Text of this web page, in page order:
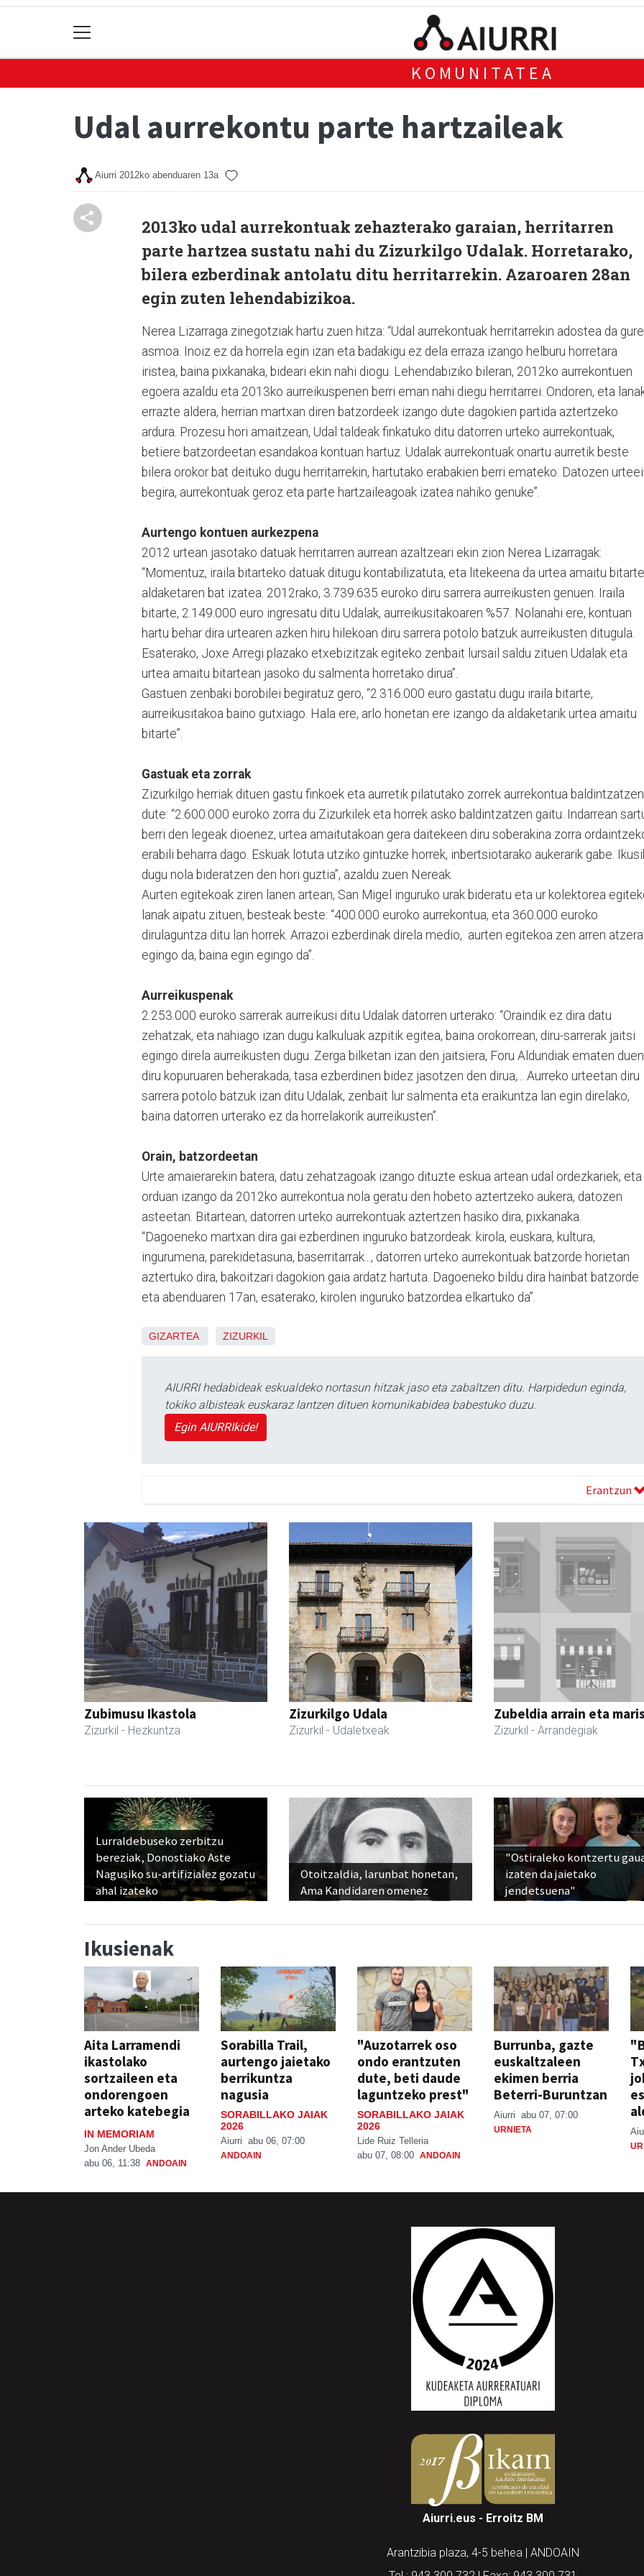
KOMUNITATEA
Udal aurrekontu parte hartzaileak
Aiurri 2012ko abenduaren 13a
2013ko udal aurrekontuak zehazterako garaian, herritarren
parte hartzea sustatu nahi du Zizurkilgo Udalak. Horretarako,
bilera ezberdinak antolatu ditu herritarrekin. Azaroaren 28an
egin zuten lehendabizikoa.
Nerea Lizarraga zinegotziak hartu zuen hitza: “Udal aurrekontuak herritarrekin adostea da gure
asmoa. Inoiz ez da horrela egin izan eta badakigu ez dela erraza izango helburu horretara
iristea, baina pixkanaka, bideari ekin nahi diogu. Lehendabiziko bileran, 2012ko aurrekontuen
egoera azaldu eta 2013ko aurreikuspenen berri eman nahi diegu herritarrei. Ondoren, eta
errazte aldera, herrian martxan diren batzordeek izango dute dagokien partida aztertzeko
ardura. Prozesu hori amaitzean, Udal taldeak finkatuko ditu datorren urteko aurrekontuak,
betiere batzordeetan esandakoa kontuan hartuz. Udalak aurrekontuak onartu aurretik beste
bilera orokor bat deituko dugu herritarrekin, hartutako erabakien berri emateko. Datozen urteei
begira, aurrekontuak geroz eta parte hartzaileagoak izatea nahiko genuke”.
Aurtengo kontuen aurkezpena
2012 urtean jasotako datuak herritarren aurrean azaltzeari ekin zion Nerea Lizarragak:
“Momentuz, iraila bitarteko datuak ditugu kontabilizatuta, eta litekeena da urtea amaitu bitarte
aldaketaren bat izatea. 2012rako, 3.739.635 euroko diru sarrera aurreikusten genuen. Iraila
bitarte, 2.149.000 euro ingresatu ditu Udalak, aurreikusitakoaren %57. Nolanahi ere, kontuan
hartu behar dira urtearen azken hiru hilekoan diru sarrera potolo batzuk aurreikusten ditugula.
Esaterako, Joxe Arregi plazako etxebizitzak egiteko zenbait lursail saldu zituen Udalak eta
urtea amaitu bitartean jasoko du salmenta horretako dirua”.
Gastuen zenbaki borobilei begiratuz gero, “2.316.000 euro gastatu dugu iraila bitarte,
aurreikusitakoa baino gutxiago. Hala ere, arlo honetan ere izango da aldaketarik urtea amaitu
bitarte”.
Gastuak eta zorrak
Zizurkilgo herriak dituen gastu finkoek eta aurretik pilatutako zorrek aurrekontua baldintzatzen
dute: “2.600.000 euroko zorra du Zizurkilek eta horrek asko baldintzatzen gaitu. Indarrean
berri den legeak dioenez, urtea amaitutakoan gera daitekeen diru soberakina zorra
erabili beharra dago. Eskuak lotuta utziko gintuzke horrek, inbertsiotarako aukerarik gabe.
dugu nola bideratzen den hori guztia”, azaldu zuen Nereak.
Aurten egitekoak ziren lanen artean, San Migel inguruko urak bideratu eta ur kolektorea
lanak aipatu zituen, besteak beste: “400.000 euroko aurrekontua, eta 360.000 euroko
dirulaguntza ditu lan horrek. Arrazoi ezberdinak direla medio, aurten egitekoa zen arren
egingo da, baina egin egingo da”.
Aurreikuspenak
2.253.000 euroko sarrerak aurreikusi ditu Udalak datorren urterako: “Oraindik ez dira datu
zehatzak, eta nahiago izan dugu kalkuluak azpitik egitea, baina orokorrean, diru-sarrerak jaitsi
egingo direla aurreikusten dugu. Zerga bilketan izan den jaitsiera, Foru Aldundiak ematen duen
diru kopuruaren beherakada, tasa ezberdinen bidez jasotzen den dirua,... Aurreko urteetan diru
sarrera potolo batzuk izan ditu Udalak, zenbait lur salmenta eta eraikuntza lan egin direlako,
baina datorren urterako ez da horrelakorik aurreikusten”.
Orain, batzordeetan
Urte amaierarekin batera, datu zehatzagoak izango dituzte eskua artean udal ordezkariek, eta
orduan izango da 2012ko aurrekontua nola geratu den hobeto aztertzeko aukera, datozen
asteetan. Bitartean, datorren urteko aurrekontuak aztertzen hasiko dira, pixkanaka.
“Dagoeneko martxan dira gai ezberdinen inguruko batzordeak: kirola, euskara, kultura,
ingurumena, parekidetasuna, baserritarrak..., datorren urteko aurrekontuak batzorde horietan
aztertuko dira, bakoitzari dagokion gaia ardatz hartuta. Dagoeneko bildu dira hainbat batzorde
eta abenduaren 17an, esaterako, kirolen inguruko batzordea elkartuko da”.
GIZARTEA ZIZURKIL
AIURRI hedabideak eskualdeko nortasun hitzak jaso eta zabaltzen ditu. Harpidedun eginda,
tokiko albisteak euskaraz lantzen dituen komunikabidea babestuko duzu.
Egin AIURRIkide!
Erantzun
Zubimusu Ikastola
Zizurkil - Hezkuntza
Zizurkilgo Udala
Zizurkil - Udaletxeak
Zubeldia arrain eta
Zizurkil - Arrandegiak
Lurraldebuseko zerbitzu
bereziak, Donostiako Aste
Nagusiko su-artifizialez gozatu
ahal izateko
Otoitzaldia, larunbat honetan,
Ama Kandidaren omenez
"Ostiraleko kontzertu
izaten da jaietako
jendetsuena"
Ikusienak
Aita Larramendi
ikastolako
sortzaileen eta
ondorengoen
arteko katebegia
IN MEMORIAM
Jon Ander Ubeda
abu 06, 11:38 ANDOAIN
Sorabilla Trail,
aurtengo jaietako
berrikuntza
nagusia
SORABILLAKO JAIAK
2026
Aiurri abu 06, 07:00
ANDOAIN
"Auzotarrek oso
ondo erantzuten
dute, beti daude
laguntzeko prest"
SORABILLAKO JAIAK
2026
Lide Ruiz Telleria
abu 07, 08:00 ANDOAIN
Burrunba, gazte
euskaltzaleen
ekimen berria
Beterri-Buruntzan
Aiurri abu 07, 07:00
URNIETA
Aiurri.eus - Erroitz BM
Arantzibia plaza, 4-5 behea | ANDOAIN